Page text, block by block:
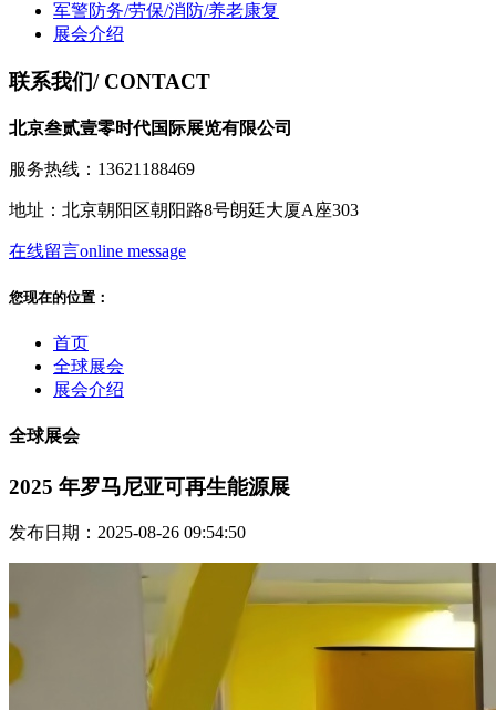
军警防务/劳保/消防/养老康复
展会介绍
联系我们/ CONTACT
北京叁贰壹零时代国际展览有限公司
服务热线：13621188469
地址：北京朝阳区朝阳路8号朗廷大厦A座303
在线留言online message
您现在的位置：
首页
全球展会
展会介绍
全球展会
2025 年罗马尼亚可再生能源展
发布日期：2025-08-26 09:54:50